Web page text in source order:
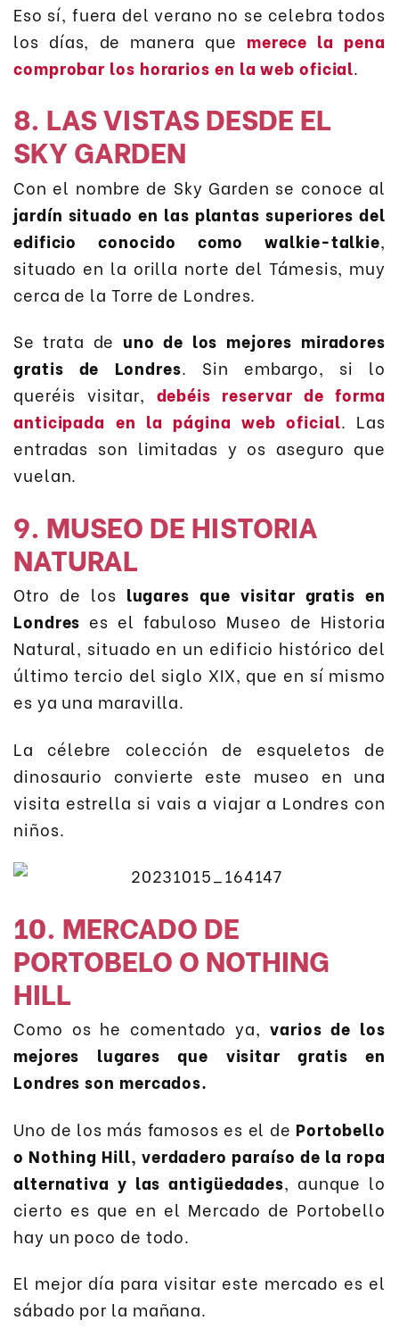
Eso sí, fuera del verano no se celebra todos
los días, de manera que merece la pena
comprobar los horarios en la web oficial.
8. LAS VISTAS DESDE EL
SKY GARDEN
Con el nombre de Sky Garden se conoce al
jardín situado en las plantas superiores del
edificio conocido como walkie-talkie,
situado en la orilla norte del Támesis, muy
cerca de la Torre de Londres.
Se trata de uno de los mejores miradores
gratis de Londres. Sin embargo, si lo
queréis visitar, debéis reservar de forma
anticipada en la página web oficial. Las
entradas son limitadas y os aseguro que
vuelan.
9. MUSEO DE HISTORIA
NATURAL
Otro de los lugares que visitar gratis en
Londres es el fabuloso Museo de Historia
Natural, situado en un edificio histórico del
último tercio del siglo XIX, que en sí mismo
es ya una maravilla.
La célebre colección de esqueletos de
dinosaurio convierte este museo en una
visita estrella si vais a viajar a Londres con
niños.
10. MERCADO DE
PORTOBELO O NOTHING
HILL
Como os he comentado ya,varios de los
mejores lugares que visitar gratis en
Londres son mercados.
Uno de los más famosos es el de Portobello
o Nothing Hill, verdadero paraíso de la ropa
alternativa y las antigüedades, aunque lo
cierto es que en el Mercado de Portobello
hay un poco de todo.
El mejor día para visitar este mercado es el
sábado por la mañana.